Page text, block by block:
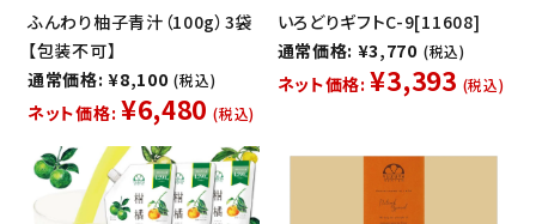
ふんわり柚子青汁（100g）3袋
【包装不可】
通常価格: ¥8,100 (税込)
ネット価格: ¥6,480 (税込)
いろどりギフトC-9[11608]
通常価格: ¥3,770 (税込)
ネット価格: ¥3,393 (税込)